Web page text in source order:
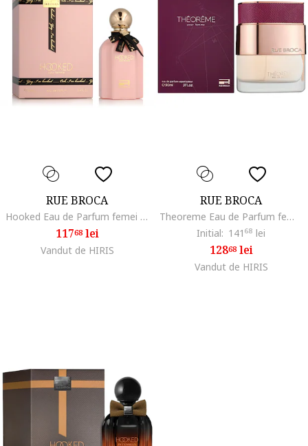
RUE BROCA
Hooked Eau de Parfum femei 100 ml
11768lei
Vandut de HIRIS
RUE BROCA
Theoreme Eau de Parfum femei 90 ml
Initial: 141 68 lei
12868lei
Vandut de HIRIS